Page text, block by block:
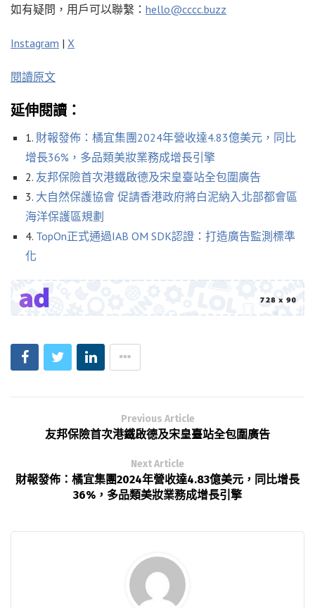
如有疑問，用戶可以聯繫： hello@cccc.buzz
Instagram | X
閱讀原文
延伸閱讀：
1. 財報發佈：橘宜集團2024年營收達4.83億美元，同比
增長36%，多品類美妝業務成增長引擎
2. 友邦保險首次港鐵啟德及宋皇臺站全包圍廣告
3. 大自然保護協會 促請香港政府將白泥納入北部都會區
海洋保護區規劃
4. TopOn正式通過IAB OM SDK認證：打造廣告監測標準
化
Previous Article
友邦保險首次港鐵啟德及宋皇臺站全包圍廣告
Next Article
財報發佈：橘宜集團2024年營收達4.83億美元，同比增長
36%，多品類美妝業務成增長引擎